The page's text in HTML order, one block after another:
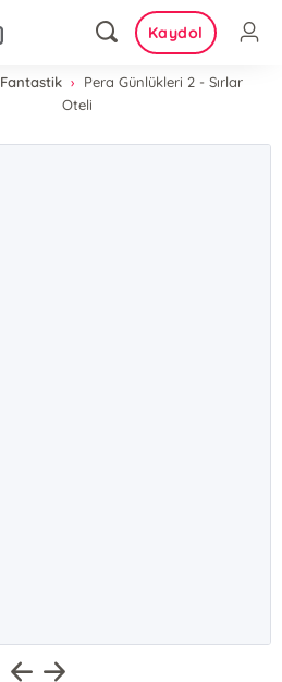
Kaydol
Fantastik
Pera Günlükleri 2 - Sırlar
Oteli